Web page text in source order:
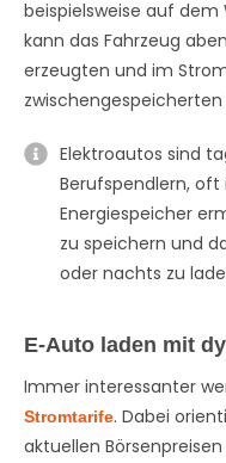
beispielsweise auf dem
kann das Fahrzeug
erzeugten und im
Elektroautos sind
Berufspendlern, oft
Energiespeicher
zu speichern und
oder nachts zu
E-Auto laden mit
Immer interessanter
Stromtarife. Dabei
aktuellen